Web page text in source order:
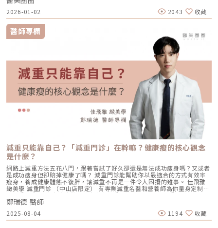
更安全且修復期更短；此外平台式機種還可擴充手把，合併安排非侵入式到
微侵入式的療程，一機即可規劃多種療程方案」。MATRIX 翡翠電波圖/泰可
國際提供。醫美新藍海：複合式體雕療程相對大多數對醫美顏面療程的討
論，李承鴻皮膚科診所院長李承鴻醫師跳脫框架，分享「體雕」的趨勢的技
術，李承鴻醫師表示：「醫美體雕療程的評估要全面性地從ＣＶＳ：線條
(Curve)、體積(Volume)與皮膚鬆弛度(Skin laxity) 三面向著手，在療程規
劃上建議可朝複合式療程的安排，例如增肌減脂、冷凍減脂與可用於體態雕
塑的線性音波組合，達到更加乘的效果」。而提到體雕的趨勢，李承鴻醫師
則說：「運用電磁波刺激使肌肉高強度反覆收縮，達到腹肌、臀肌增強和緊
實的效果的非侵入式體雕逐漸受到歡迎，電磁波刺激可30分鐘內達36,000
次腹肌訓練，持續且規律性的治療可強化核心維持體態，對於醫師與病患來
說都算是相當高效的療程」。CoreSculpt 核心肌塑圖/泰可國際提供。科技
升級 音波拉提再進化本次研討會的亮點之一，即是由恆美學診所院長暨創
辦人鄒承軒醫師介紹的新形態音波。鄒承軒院長表示：「近十年來，醫美市
場中的音波類別發展是由高強度聚焦超音波(HIFU)的點狀探頭為主，隨著科
技進化，2022年已發展出具緊實體積的線性探頭，然而醫美療程的體驗與
升級除了讓療程效果更有感外，療程時間與客製化設計也逐漸成為重要考量
的項目」。鄒院長接著說：「目前新型態的音波在設計上做了大幅度的升
級，可以在同一把手上即時切換點狀與線狀探頭，同步進行不同深度的調
整，客製化並降低療程時間；此外雙向擊發與安全偵測系統更提升療程的安
全性，目前在韓國已獲得高度關注，實為音波療程開啟新的紀元」。Q+立
線音波圖/泰可國際提供。泰可國際執行鄭旭辰表示，「泰可國際致力提供
『先進安全的醫美產品』，為台灣帶來高品質與客製醫美需求的規劃，今年
一月泰可和美國醫美儀器領導品牌 Candela 攜手合作，引進最新型態的微
針電波-翡翠電波，已獲得高度的迴響，隨著台灣對於醫美電音波療程的高
接受度，泰可五月將接力引入科技升級的新形態音波儀器產品，為台灣醫美
受眾族群帶來更多與更佳的選項。本次的研討會很高興邀請醫美界的先進共
襄盛舉，觀察與分享醫美新趨勢，透過醫界與產業界的交流，為台灣美容醫
學創造更多元的可能。」關於泰可國際泰可擁有熱忱、專業、完整的開發與
維修團隊，致力於提供「先進安全的醫美產品」，除了提供醫美儀器設備銷
售及維護服務，亦代理並經銷國際知名品牌。結合業務、行銷、教育訓練及
維修人員，共同組成服務小組，提供即時迅速的服務、產品銷售及通路服
務，與客戶共同創造「優質美麗」的創新價值與商機。泰可國際官網：
往往只能維持滋潤，卻很難真正把紋路「推回去」。 我們一次釐清：頸紋
到底是怎麼形成的、你屬於哪一種頸紋類型、不同醫美療程各自擅長改善什
麼、需要做幾次才會有感、維持期與費用怎麼評估，以及術後照護與常見
QA。頸紋為什麼會出現？不是老化而已，還有「科技脖」在作怪很多人以
為頸紋是年紀到了才會有，但臨床上越來越常見的是：年輕族群也有頸紋，
而且形成速度很快。原因在於頸部本來就屬於「先天條件比較吃虧」的部
位，皮膚更薄、油脂腺更少、保水力弱，再加上日常反覆折疊，如低頭、轉
頭、說話吞嚥，很容易把紋路「折成固定線」。更精準地說，頸紋通常不是
單一原因，而是下面幾個因素疊加的結果：1.結構老化：膠原蛋白與彈力蛋
白流失當膠原與彈力支撐慢慢減少，皮膚就像「少了彈性布料」一樣，原本
只是動作時的摺痕，會逐漸變成放鬆時也看得見的固定紋。這就是為什麼你
可能覺得「這條線以前只有低頭才有，現在平視也有」。2.姿勢習慣：科技
脖讓摺痕每天重複上千次手機、電腦、平板帶來的最大差別是，頸部長時間
維持「彎折角度」。皮膚在同一位置反覆折疊，就像紙張一直沿同一條線
折，最後那條折痕會越來越深。這類通常表現為水平頸紋，而且常見在「一
天手機不離手」的人身上。3.光老化與乾燥：頸部防曬被忽略，老化就加速
頸部常被漏擦防曬，紫外線會加速膠原分解，讓皮膚更薄、更乾、更容易出
現細紋與鬆弛。再加上頸部油脂少、保水差，乾燥時紋路會更立體，甚至妝
感、粉感也更容易卡在紋路裡。4.肌肉牽動：有些紋路不是「皮膚」的問題
有一部分頸紋屬於「動態牽動型」，尤其是垂直走向的紋路或頸闊肌緊繃造
成的線條。這類型通常在說話、用力、吞嚥時更明顯，處理策略就不會只靠
保養或單純填補，而是要把「肌肉牽動」一起納入評估。頸紋類型先分清，
療程才不會選錯很多人做頸紋療程「沒感覺」，問題往往不是療程不好，而
是一開始就選錯戰場。頸紋不是單一型態：有的來自乾燥與表層紋理、有的
是長期折疊造成的水平凹陷、有的與肌肉牽動有關，還有一種是鬆弛下垂導
致的整體老化。當你把不同原因的頸紋用同一種方式處理，結果通常就是
「花錢、很努力、但改變有限」。1.淺層細紋型：低頭或皮膚偏乾時才明顯
外觀特徵： 平視時不一定清楚，但一低頭、或皮膚乾燥時就更顯眼 常伴隨
頸部粗糙、缺乏光澤、觸感不夠細緻 紋路偏「細、密、淺」，不像凹陷那
麼深常見成因：乾燥＋光老化＋表層紋理老化（頸部油脂少、保水差）。常
見策略： 雷射／光電膚質管理：目標是改善表皮更新與真皮膠原密度，讓
紋理更平整 微針（含各類導入）：以膚質重建為主，適合想要細緻度、光
2026-01-02 2043 收藏
醫師專欄
減重只能靠自己？「減重門診」在幹嘛？健康瘦的核心觀念
是什麼？
網路上減重方法五花八門，跟著嘗試了好久卻還是無法成功瘦身嗎？又或者
是成功瘦身但卻賠掉健康了嗎？ 減重門診能幫助你以最適合的方式有效率
瘦身，養成健康體態不復胖，讓減重不再是一件令人困擾的難事。 佳飛雅
緻美學 減重門診 （中山店限定） 有專業減重名醫和營養師為你量身定制專
屬減重計畫 讓你脂肪消散，健康瘦身！重點摘要：00:23 減重門診到底是
在做什麼呢？01:12 什麼人不適合168斷食？02:15 健康瘦身方式是什麼
呢？03:36 什麼樣的人適合減重門診？05:19 全身上下哪一個部位最難瘦？
👉佳飛雅醫美集團youtobe頻道👉佳飛雅醫美集團FB粉絲專頁👉佳飛雅醫
美集團IG👉佳飛雅 緻美學官網關注👉鄭瑞德醫師FB關注👉鄭瑞德醫師IG
鄭瑞德 醫師
2025-08-04 1194 收藏